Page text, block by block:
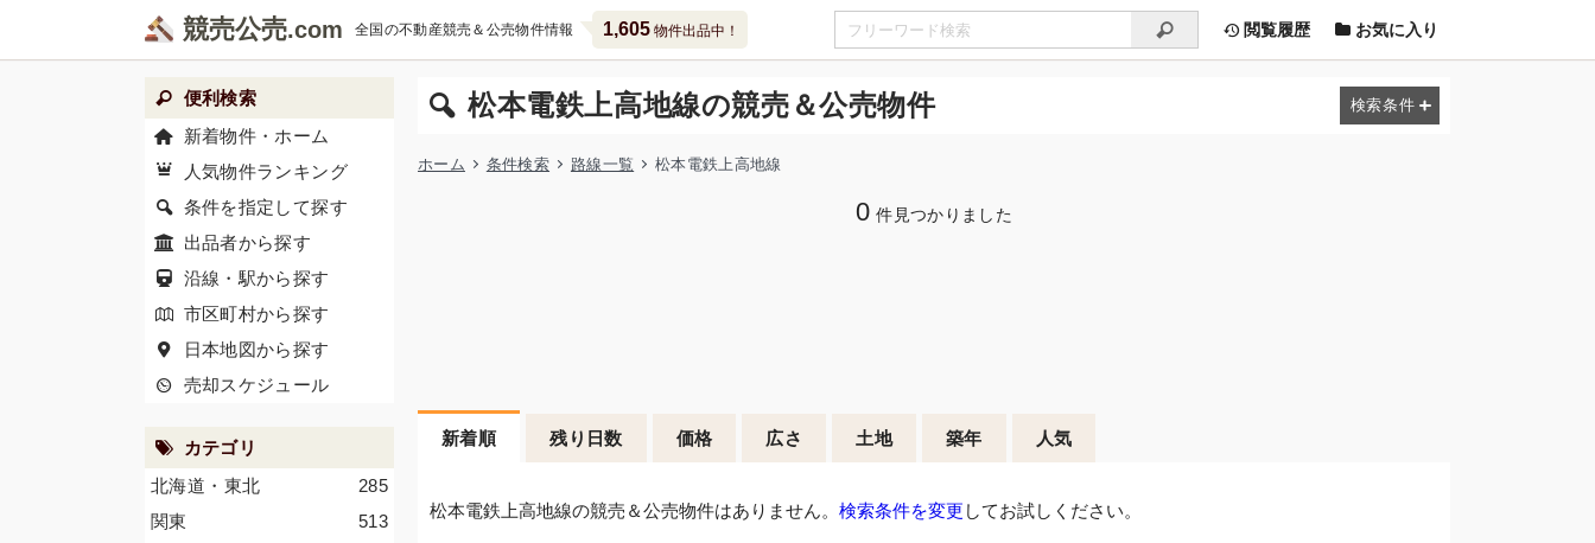
競売公売 全国の不動産競売＆公売物件情報 1,605物件出品中！ 閲覧履歴 お気に入り
松本電鉄上高地線の競売＆公売物件
ホーム 条件検索 路線一覧 松本電鉄上高地線
0 件見つかりました
新着順 残り日数 価格 広さ 土地 築年 人気
松本電鉄上高地線の競売＆公売物件はありません。 検索条件を変更 してお試しください。
便利検索
新着物件・ホーム
人気物件ランキング
条件を指定して探す
出品者から探す
沿線・駅から探す
市区町村から探す
日本地図から探す
売却スケジュール
カテゴリ
285
北海道・東北
513
関東